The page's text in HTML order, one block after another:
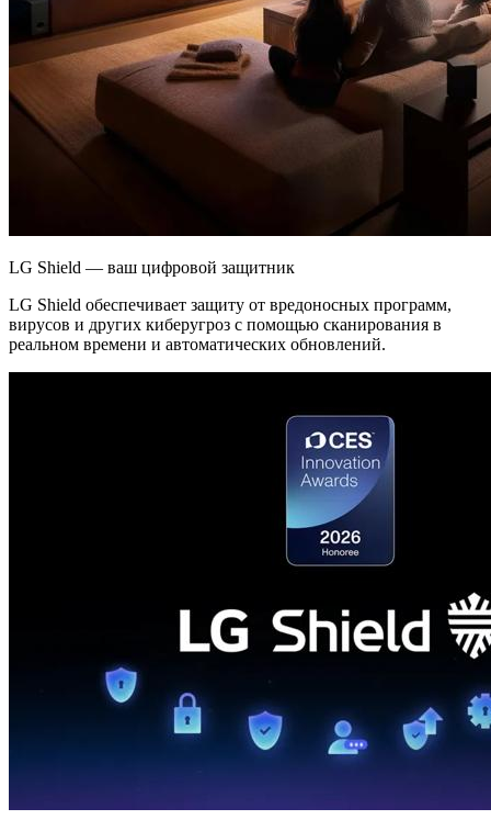
LG Shield — ваш цифровой защитник
LG Shield обеспечивает защиту от вредоносных программ,
вирусов и других киберугроз с помощью сканирования в
реальном времени и автоматических обновлений.